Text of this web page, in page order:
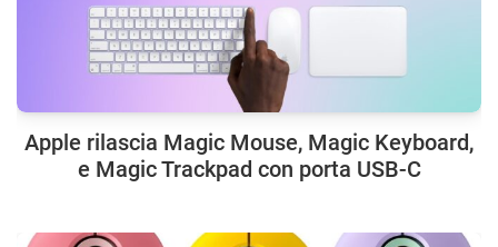
Apple rilascia Magic Mouse, Magic Keyboard,
e Magic Trackpad con porta USB-C